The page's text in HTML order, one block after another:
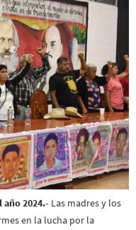
2024.- Las madres y los
en la lucha por la